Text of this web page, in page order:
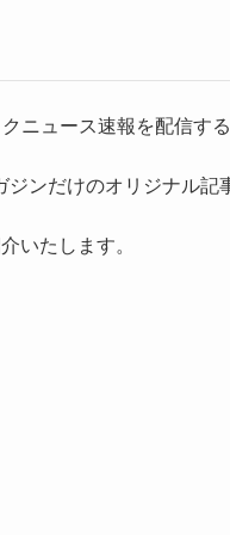
ニュース速報を配信す
ンだけのオリジナル記
いたします。